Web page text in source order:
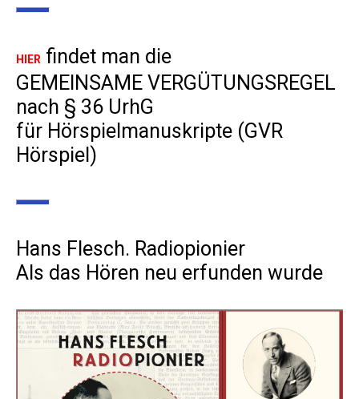
HIER findet man die
GEMEINSAME VERGÜTUNGSREGEL
nach § 36 UrhG
für Hörspielmanuskripte (GVR
Hörspiel)
Hans Flesch. Radiopionier
Als das Hören neu erfunden wurde